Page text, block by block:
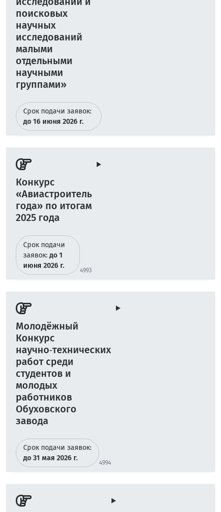
поисковых
научных
исследований
малыми
отдельными
научными
группами»
Срок подачи заявок:
до 16 июня 2026 г.
Конкурс
«Авиастроитель
года» по итогам
2025 года
Срок подачи
заявок:до 1
июня 2026 г.
4993
Молодёжный
Конкурс
научно‑технических
работ среди
студентов и
молодых
работников
Обуховского
завода
Срок подачи заявок:
до 31 мая 2026 г.
4994